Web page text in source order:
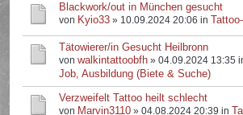
Blackwork/out in München gesucht
von Kyio33 » 10.09.2024 20:06 in
Tätowierer/in Gesucht Heilbronn
vonwalkintattoobfh » 04.09.2024 13:35
Job, Ausbildung (Biete & Suche)
Verzweifelt Tattoo heilt schlecht
von Marvin3110 » 04.08.2024 20:39 in